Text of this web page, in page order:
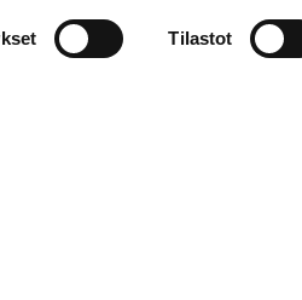
Tilastot